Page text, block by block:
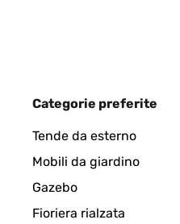
Categorie preferite
Tende da esterno
Mobili da giardino
Gazebo
Fioriera rialzata